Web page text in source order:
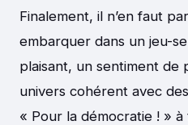
Finalement, il n’en faut
embarquer dans un jeu-
plaisant, un sentiment de
univers cohérent avec
« Pour la démocratie ! »